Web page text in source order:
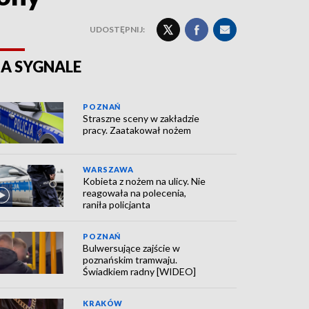
UDOSTĘPNIJ:
SYGNALE
POZNAŃ
Straszne sceny w zakładzie
pracy. Zaatakował nożem
WARSZAWA
Kobieta z nożem na ulicy. Nie
reagowała na polecenia,
raniła policjanta
POZNAŃ
Bulwersujące zajście w
poznańskim tramwaju.
Świadkiem radny [WIDEO]
KRAKÓW